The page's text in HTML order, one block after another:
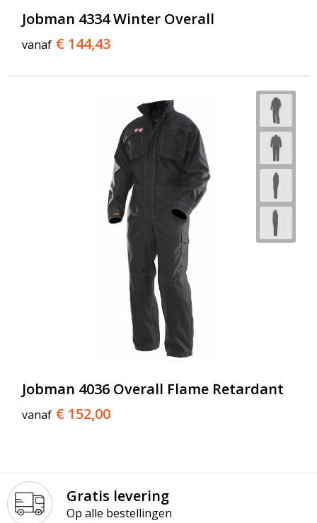
Jobman 4334 Winter Overall
vanaf € 144,43
Jobman 4036 Overall Flame Retardant
vanaf € 152,00
Gratis levering
Op alle bestellingen